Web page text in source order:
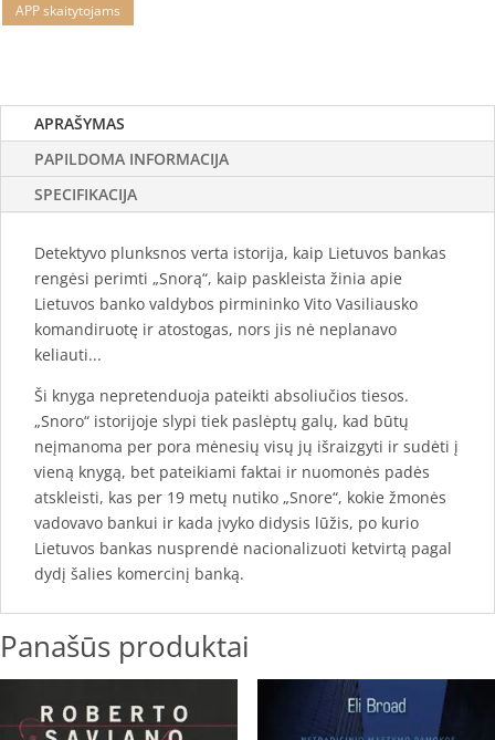
APP skaitytojams
APRAŠYMAS
PAPILDOMA INFORMACIJA
SPECIFIKACIJA
Detektyvo plunksnos verta istorija, kaip Lietuvos bankas
rengėsi perimti „Snorą“, kaip paskleista žinia apie
Lietuvos banko valdybos pirmininko Vito Vasiliausko
komandiruotę ir atostogas, nors jis nė neplanavo
keliauti...
Ši knyga nepretenduoja pateikti absoliučios tiesos.
„Snoro“ istorijoje slypi tiek paslėptų galų, kad būtų
neįmanoma per pora mėnesių visų jų išraizgyti ir sudėti į
vieną knygą, bet pateikiami faktai ir nuomonės padės
atskleisti, kas per 19 metų nutiko „Snore“, kokie žmonės
vadovavo bankui ir kada įvyko didysis lūžis, po kurio
Lietuvos bankas nusprendė nacionalizuoti ketvirtą pagal
dydį šalies komercinį banką.
Panašūs produktai